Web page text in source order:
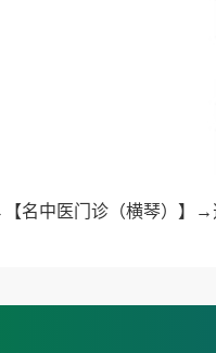
中医门诊（横琴）】→